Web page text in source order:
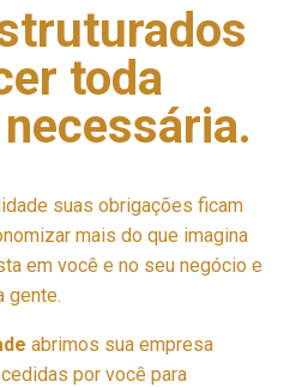
toda
suas obrigações ficam
mais do que imagina
em você e no seu negócio e
gente.
abrimos sua empresa
por você para